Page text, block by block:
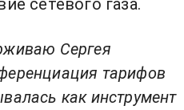
Сергея
тарифов
как инструмент